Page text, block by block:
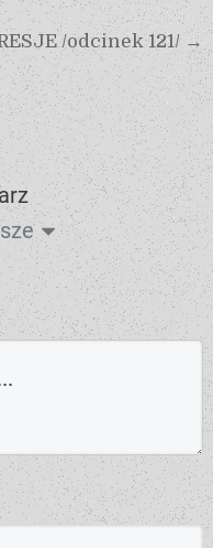
/odcinek 121/ →